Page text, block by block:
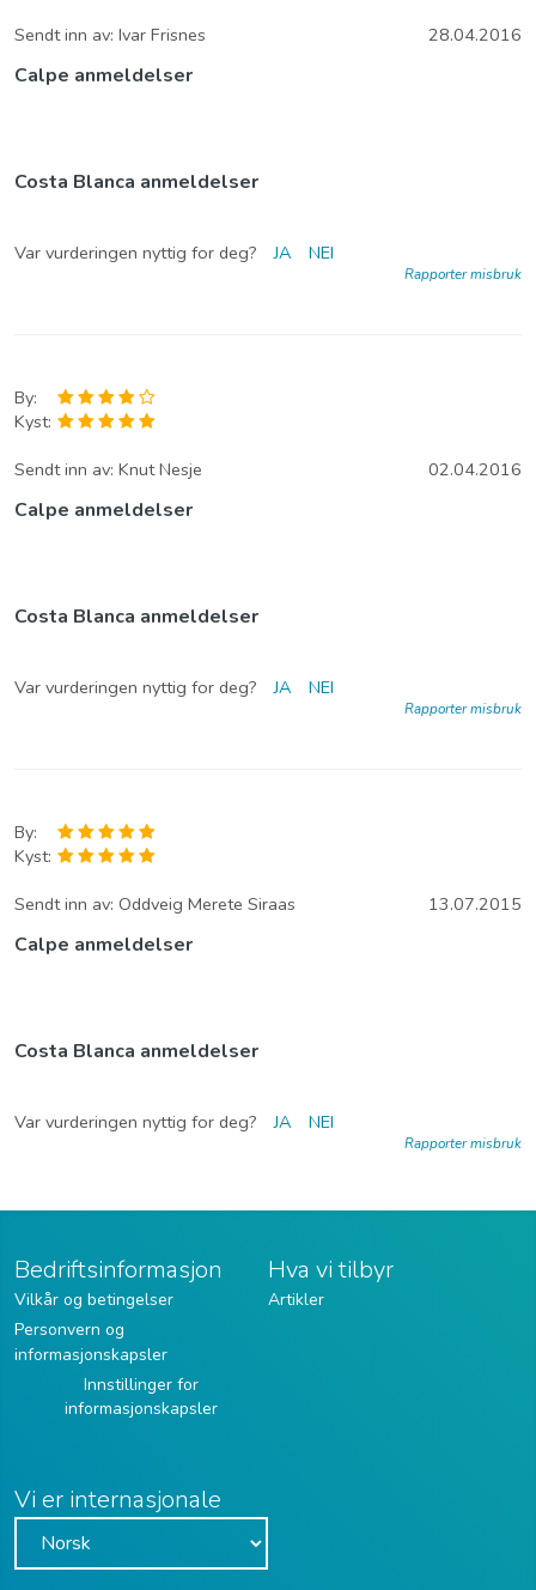
Sendt inn av: Ivar Frisnes 28.04.2016
Calpe anmeldelser
Costa Blanca anmeldelser
Var vurderingen nyttig for deg? JA NEI
Rapporter misbruk
By:
Kyst:
Sendt inn av: Knut Nesje 02.04.2016
Calpe anmeldelser
Costa Blanca anmeldelser
Var vurderingen nyttig for deg? JA NEI
Rapporter misbruk
By:
Kyst:
Sendt inn av: Oddveig Merete Siraas 13.07.2015
Calpe anmeldelser
Costa Blanca anmeldelser
Var vurderingen nyttig for deg? JA NEI
Rapporter misbruk
Bedriftsinformasjon
Vilkår og betingelser
Personvern og
informasjonskapsler
Innstillinger for
informasjonskapsler
Hva vi tilbyr
Artikler
Vi er internasjonale